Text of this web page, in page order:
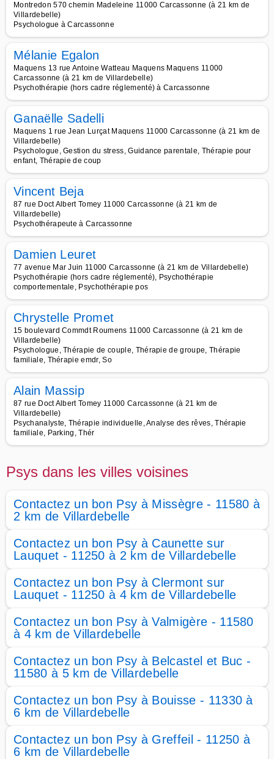
Montredon 570 chemin Madeleine 11000 Carcassonne (à 21 km de
Villardebelle)
Psychologue à Carcassonne
Mélanie Egalon
Maquens 13 rue Antoine Watteau Maquens Maquens 11000
Carcassonne (à 21 km de Villardebelle)
Psychothérapie (hors cadre réglementé) à Carcassonne
Ganaëlle Sadelli
Maquens 1 rue Jean Lurçat Maquens 11000 Carcassonne (à 21 km de
Villardebelle)
Psychologue, Gestion du stress, Guidance parentale, Thérapie pour
enfant, Thérapie de coup
Vincent Beja
87 rue Doct Albert Tomey 11000 Carcassonne (à 21 km de
Villardebelle)
Psychothérapeute à Carcassonne
Damien Leuret
77 avenue Mar Juin 11000 Carcassonne (à 21 km de Villardebelle)
Psychothérapie (hors cadre réglementé), Psychothérapie
comportementale, Psychothérapie pos
Chrystelle Promet
15 boulevard Commdt Roumens 11000 Carcassonne (à 21 km de
Villardebelle)
Psychologue, Thérapie de couple, Thérapie de groupe, Thérapie
familiale, Thérapie emdr, So
Alain Massip
87 rue Doct Albert Tomey 11000 Carcassonne (à 21 km de
Villardebelle)
Psychanalyste, Thérapie individuelle, Analyse des rêves, Thérapie
familiale, Parking, Thér
Psys dans les villes voisines
Contactez un bon Psy à Missègre - 11580 à
2 km de Villardebelle
Contactez un bon Psy à Caunette sur
Lauquet - 11250 à 2 km de Villardebelle
Contactez un bon Psy à Clermont sur
Lauquet - 11250 à 4 km de Villardebelle
Contactez un bon Psy à Valmigère - 11580
à 4 km de Villardebelle
Contactez un bon Psy à Belcastel et Buc -
11580 à 5 km de Villardebelle
Contactez un bon Psy à Bouisse - 11330 à
6 km de Villardebelle
Contactez un bon Psy à Greffeil - 11250 à
6 km de Villardebelle